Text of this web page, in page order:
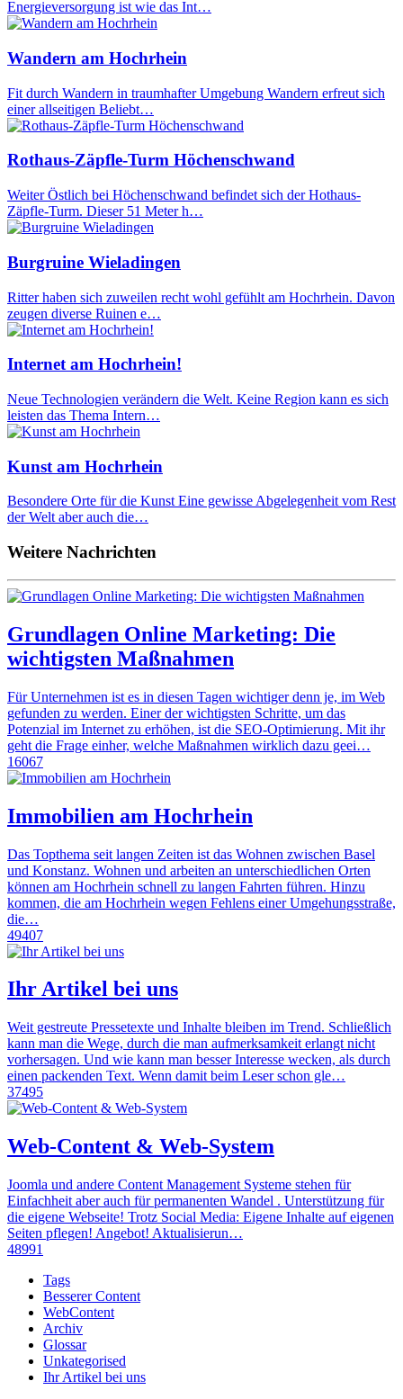
Energieversorgung ist wie das Int…
Wandern am Hochrhein
Fit durch Wandern in traumhafter Umgebung Wandern erfreut sich
einer allseitigen Beliebt…
Rothaus-Zäpfle-Turm Höchenschwand
Weiter Östlich bei Höchenschwand befindet sich der Hothaus-
Zäpfle-Turm. Dieser 51 Meter h…
Burgruine Wieladingen
Ritter haben sich zuweilen recht wohl gefühlt am Hochrhein. Davon
zeugen diverse Ruinen e…
Internet am Hochrhein!
Neue Technologien verändern die Welt. Keine Region kann es sich
leisten das Thema Intern…
Kunst am Hochrhein
Besondere Orte für die Kunst Eine gewisse Abgelegenheit vom Rest
der Welt aber auch die…
Weitere Nachrichten
Grundlagen Online Marketing: Die
wichtigsten Maßnahmen
Für Unternehmen ist es in diesen Tagen wichtiger denn je, im Web
gefunden zu werden. Einer der wichtigsten Schritte, um das
Potenzial im Internet zu erhöhen, ist die SEO-Optimierung. Mit ihr
geht die Frage einher, welche Maßnahmen wirklich dazu geei…
16067
Immobilien am Hochrhein
Das Topthema seit langen Zeiten ist das Wohnen zwischen Basel
und Konstanz. Wohnen und arbeiten an unterschiedlichen Orten
können am Hochrhein schnell zu langen Fahrten führen. Hinzu
kommen, die am Hochrhein wegen Fehlens einer Umgehungsstraße,
die…
49407
Ihr Artikel bei uns
Weit gestreute Pressetexte und Inhalte bleiben im Trend. Schließlich
kann man die Wege, durch die man aufmerksamkeit erlangt nicht
vorhersagen. Und wie kann man besser Interesse wecken, als durch
einen packenden Text. Wenn damit beim Leser schon gle…
37495
Web-Content & Web-System
Joomla und andere Content Management Systeme stehen für
Einfachheit aber auch für permanenten Wandel . Unterstützung für
die eigene Webseite! Trotz Social Media: Eigene Inhalte auf eigenen
Seiten pflegen! Angebot! Aktualisierun…
48991
Tags
Besserer Content
WebContent
Archiv
Glossar
Unkategorised
Ihr Artikel bei uns